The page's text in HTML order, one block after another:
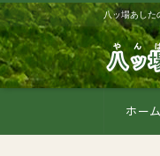
八ッ場あした
ホーム